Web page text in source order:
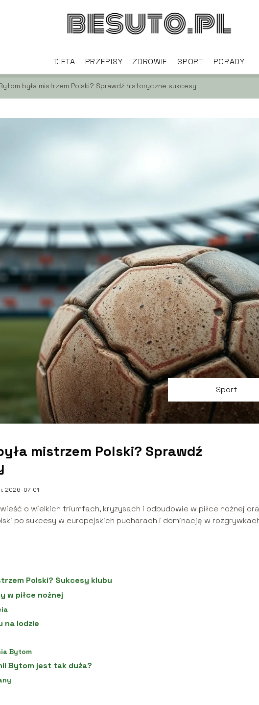
DIETA PRZEPISY ZDROWIE SPORT PORADY
była mistrzem Polski? Sprawdź historyczne sukcesy
Sport
mistrzem Polski? Sprawdź
2026-07-01
o wielkich triumfach, kryzysach i odbudowie w piłce nożnej
po sukcesy w europejskich pucharach i dominację w
Polski? Sukcesy klubu
w piłce nożnej
na lodzie
Bytom
Bytom jest tak duża?